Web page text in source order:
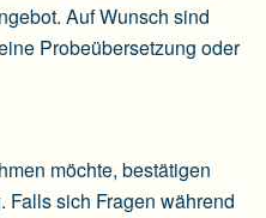
Auf Wunsch sind
Probeübersetzung oder
möchte, bestätigen
Falls sich Fragen während